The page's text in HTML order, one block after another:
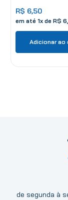
R$ 6,50
em até 1x de R$ 6
Adicionar ao
de segunda à